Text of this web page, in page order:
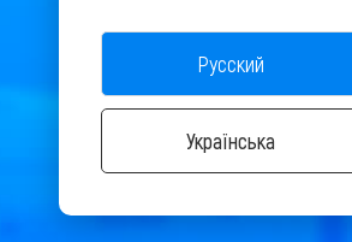
Русский
Українська